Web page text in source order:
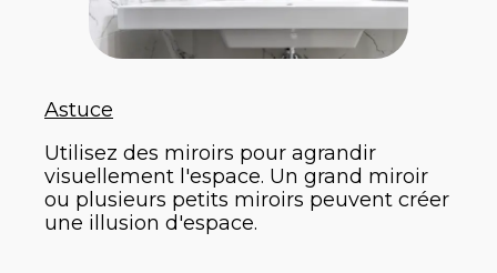
Astuce
Utilisez des miroirs pour agrandir
visuellement l'espace. Un grand miroir
ou plusieurs petits miroirs peuvent créer
une illusion d'espace.